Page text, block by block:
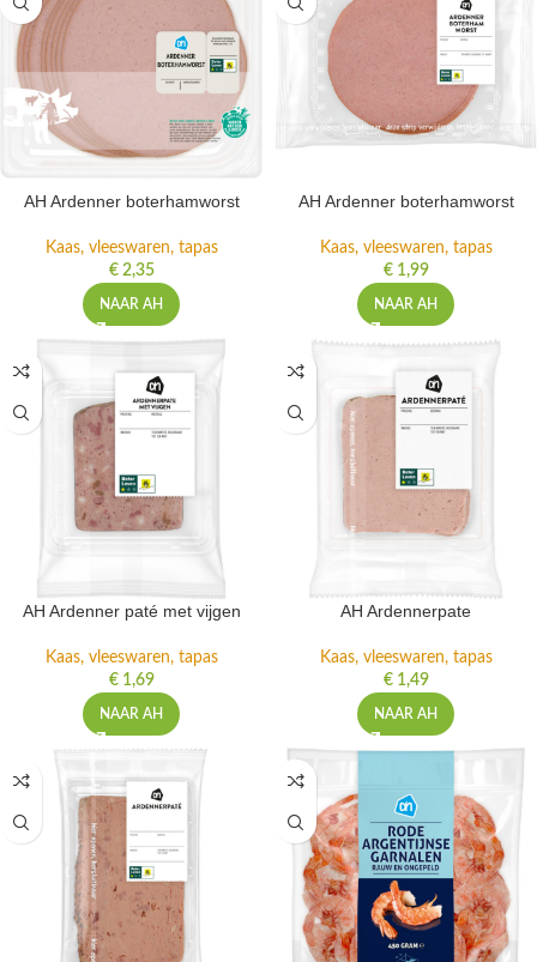
AH Ardenner boterhamworst
Kaas, vleeswaren, tapas
€2,35
NAAR AH
AH Ardenner boterhamworst
Kaas, vleeswaren, tapas
€1,99
NAAR AH
AH Ardenner paté met vijgen
Kaas, vleeswaren, tapas
€1,69
NAAR AH
AH Ardennerpate
Kaas, vleeswaren, tapas
€1,49
NAAR AH